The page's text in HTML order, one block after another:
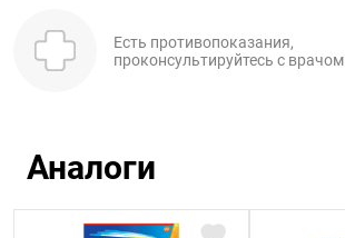
Есть противопоказания,
проконсультируйтесь с врачом
Аналоги